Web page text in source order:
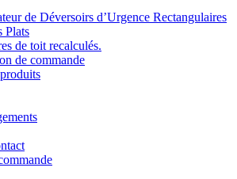
de Déversoirs d’Urgence Rectangulaires
Plats
de toit recalculés.
de commande